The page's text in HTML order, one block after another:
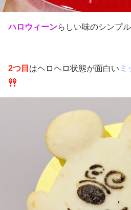
ハロウィーンらしい味のシンプ
2つ目 はヘロヘロ状態が面白い ミ